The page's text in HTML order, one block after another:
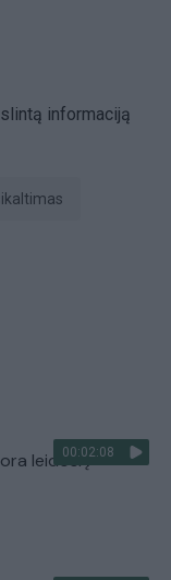
informaciją
00:02:08
leidosi į